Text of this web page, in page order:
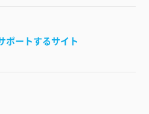
ポートするサイト